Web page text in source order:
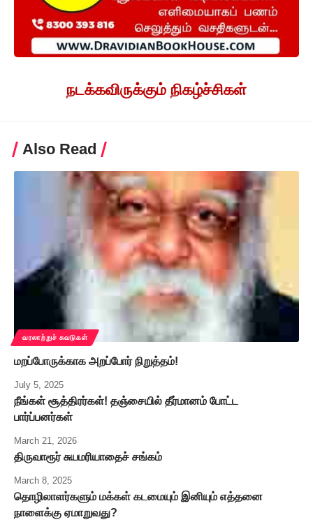
நடக்கவிருக்கும் நிகழ்ச்சிகள்
Also Read
வரலாற்றுச் சுவடுகள்
மறப்போருக்காக அறப்போர் நிறுத்தம்!
July 5, 2025
நீங்கள் சூத்திரர்கள்! தஞ்சையில் தீர்மானம் போட்ட
பார்ப்பனர்கள்
March 21, 2026
திருவாரூர் சுயமரியாதைச் சங்கம்
March 8, 2025
தொழிலாளர்களும் மக்கள் கடமையும் இனியும் எத்தனை
நாளைக்கு ஏமாறுவது?